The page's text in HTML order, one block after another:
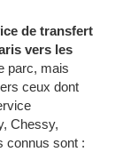
de transfert
vers les
parc, mais
ceux dont
Chessy,
connus sont :